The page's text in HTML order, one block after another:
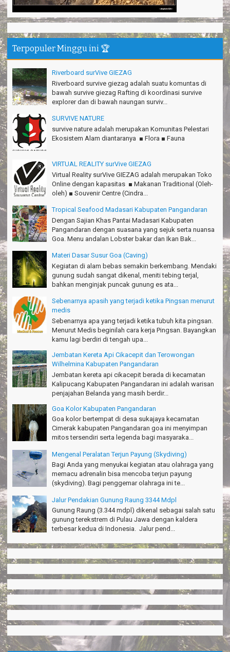
Mind managementnya mantap!
Tiara - Bandung
Matius Sinaga - Lampung
Gn.Ciremai seru banget
Ridwan - Bekasi
Pokonya seru, Amazing gmana?!
Susi - Cimahi
Thanks Gn.Ciremai mantap
Rian - Surabaya
Thanks!Green canyon Amazing
William - Singapore
TRIms Team surVive atas panduan wisata Kabupaten
Pangandaran
Jacky - Depok
Haturnuhun kang Arief, Citumang seru!
Risna - Garut
TRIms surVive GIEZAG telah menemani kami ke Gn.Semeru.
Salam lestari!
Tapak Adventure Club - Bandung Barat
Thanks!
Thanks Bodyrafting Green canyon, extreme, enjoy dan seru
Santoso - Kudus
Seru banget Pantai Batukaras!
エキサイティングなツアー。ありがとう Arief Pangandaran
Nakata-Osaka Japan
Amazing palace
Terpopuler Minggu ini 🏆
Riverboard surVive GIEZAG
Riverboard survive giezag adalah suatu komuntas di
bawah survive giezag Rafting di koordinasi survive
explorer dan di bawah naungan surviv...
SURVIVE NATURE
survive nature adalah merupakan Komunitas Pelestari
Ekosistem Alam diantaranya ■ Flora ■ Fauna
VIRTUAL REALITY surVive GIEZAG
Virtual Reality surVive GIEZAG adalah merupakan Toko
Online dengan kapasitas ■ Makanan Traditional (Oleh-
oleh) ■ Souvenir Centre (Cindra...
Tropical Seafood Madasari Kabupaten Pangandaran
Dengan Sajian Khas Pantai Madasari Kabupaten
Pangandaran dengan suasana yang sejuk serta nuansa
Goa. Menu andalan Lobster bakar dan Ikan Bak...
Materi Dasar Susur Goa (Caving)
Kegiatan di alam bebas semakin berkembang. Mendaki
gunung sudah sangat dikenal, meniti tebing terjal,
bahkan menginjak puncak gunung es ata...
Sebenarnya apasih yang terjadi ketika Pingsan menurut
medis
Sebenarnya apa yang terjadi ketika tubuh kita pingsan.
Menurut Medis beginilah cara kerja Pingsan. Bayangkan
kamu lagi berdiri di tengah upa...
Jembatan Kereta Api Cikacepit dan Terowongan
Wilhelmina Kabupaten Pangandaran
Jembatan kereta api cikacepit berada di kecamatan
Kalipucang Kabupaten Pangandaran ini adalah warisan
penjajahan Belanda yang masih berdir...
Goa Kolor Kabupaten Pangandaran
Goa kolor bertempat di desa sukajaya kecamatan
Cimerak kabupaten Pangandaran goa ini menyimpan
mitos tersendiri serta legenda bagi masyaraka...
Mengenal Peralatan Terjun Payung (Skydiving)
Bagi Anda yang menyukai kegiatan atau olahraga yang
memacu adrenalin bisa mencoba terjun payung
(skydiving). Bagi penggemar olahraga ini te...
Jalur Pendakian Gunung Raung 3344 Mdpl
Gunung Raung (3.344 mdpl) dikenal sebagai salah satu
gunung terekstrem di Pulau Jawa dengan kaldera
terbesar kedua di Indonesia. Jalur pend...